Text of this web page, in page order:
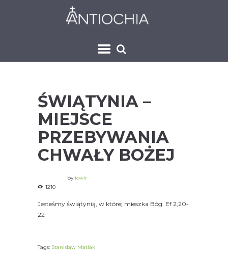
ŚWIĄTYNIA –
MIEJSCE
PRZEBYWANIA
CHWAŁY BOŻEJ
by icwir
1210
Jesteśmy świątynią, w której mieszka Bóg. Ef 2,20-
22
Tags: Stanisław Matlak